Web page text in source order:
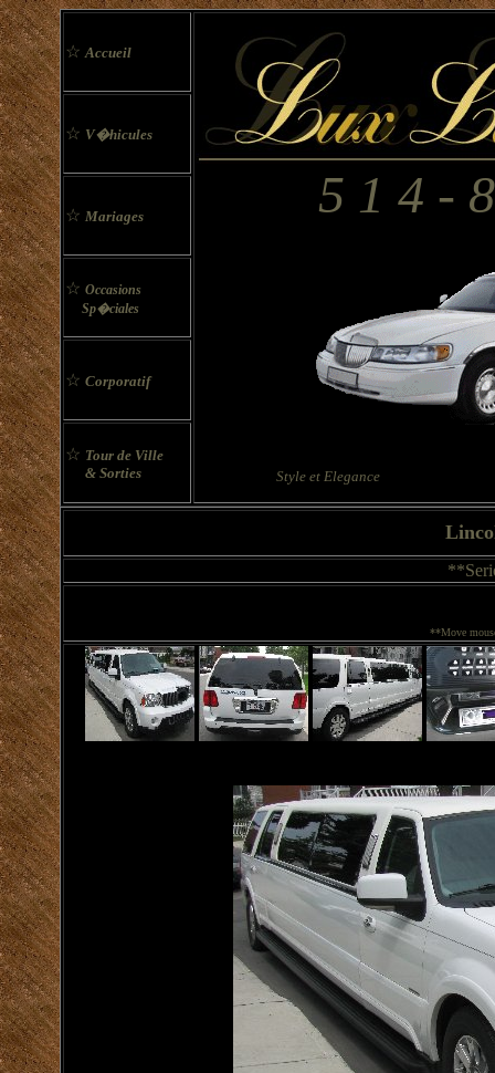
☆ Accueil
5 1 4 -
Style et Elegance
☆ V�hicules
☆ Mariages
☆ Occasions
Sp�ciales
☆ Corporatif
☆ Tour de Ville
& Sorties
**Move